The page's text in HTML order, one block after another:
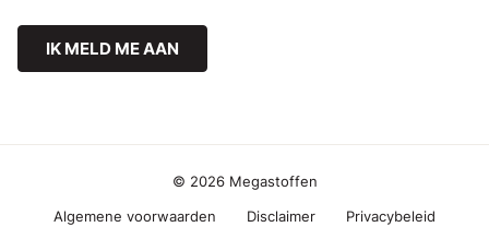
IK MELD ME AAN
© 2026 Megastoffen
Algemene voorwaarden
Disclaimer Privacybeleid